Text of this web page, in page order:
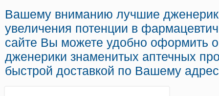
Вашему вниманию лучшие
увеличения потенции в
сайте Вы можете удобно оформить
дженерики знаменитых аптечных
быстрой доставкой по Вашему